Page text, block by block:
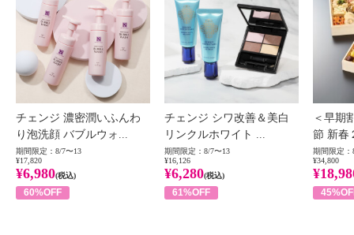
チェンジ 濃密潤いふんわ
り泡洗顔 バブルウォ...
期間限定：8/7〜13
¥17,820
¥6,980(税込)
60%OFF
チェンジ シワ改善＆美白
リンクルホワイト ...
期間限定：8/7〜13
¥16,126
¥6,280(税込)
61%OFF
＜早期
節 新春
期間限定：
¥34,800